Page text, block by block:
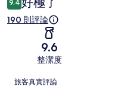
9.4
190 則評論
9.6
整潔度
評
旅客真實評論